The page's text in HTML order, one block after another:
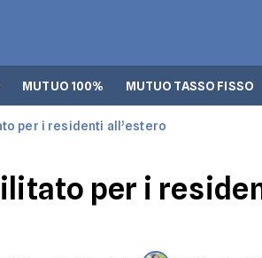
MUTUO 100% MUTUO TASSO FISSO
per i residenti all’estero
per i